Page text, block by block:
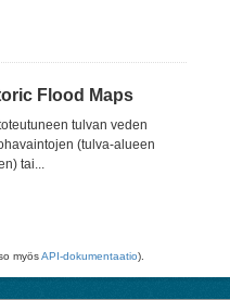
Flood Maps
tulvan veden
(tulva-alueen
tai...
myösAPI-dokumentaatio).